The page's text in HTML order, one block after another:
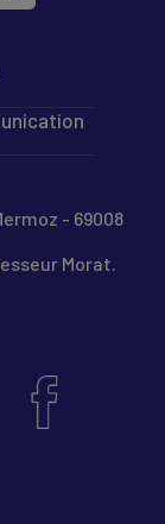
- 69008
Morat.